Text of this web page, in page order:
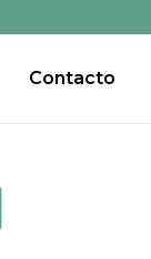
Contacto